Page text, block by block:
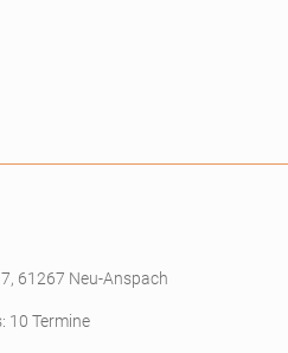
7, 61267 Neu-Anspach
10 Termine